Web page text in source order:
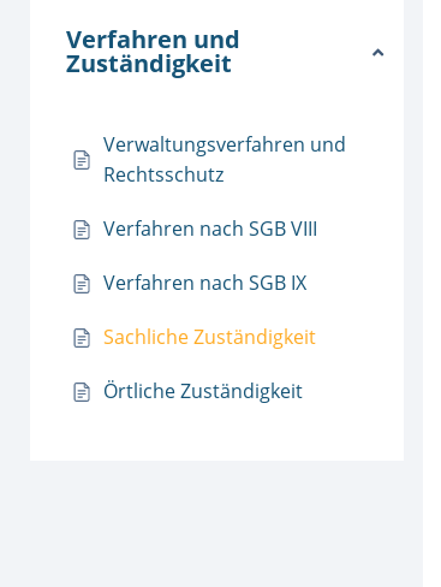
Verfahren und
Zuständigkeit
Verwaltungsverfahren und
Rechtsschutz
Verfahren nach SGB VIII
Verfahren nach SGB IX
Sachliche Zuständigkeit
Örtliche Zuständigkeit